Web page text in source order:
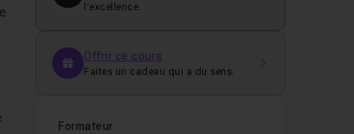
l’excellence.
Offrir ce cours
Faites un cadeau qui a du sens.
Formateur